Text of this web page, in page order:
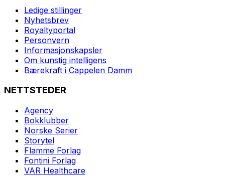
Ledige stillinger
Nyhetsbrev
Royaltyportal
Personvern
Informasjonskapsler
Om kunstig intelligens
Bærekraft i Cappelen Damm
NETTSTEDER
Agency
Bokklubber
Norske Serier
Storytel
Flamme Forlag
Fontini Forlag
VAR Healthcare